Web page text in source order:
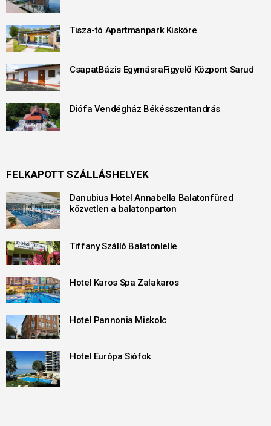
Tisza-tó Apartmanpark Kisköre
CsapatBázis EgymásraFigyelő Központ Sarud
Diófa Vendégház Békésszentandrás
FELKAPOTT SZÁLLÁSHELYEK
Danubius Hotel Annabella Balatonfüred
közvetlen a balatonparton
Tiffany Szálló Balatonlelle
Hotel Karos Spa Zalakaros
Hotel Pannonia Miskolc
Hotel Európa Siófok